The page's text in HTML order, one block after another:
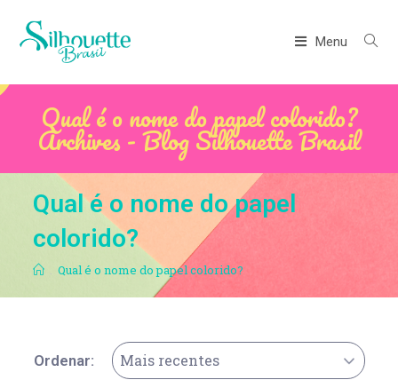
Menu
Qual é o nome do papel colorido?
Archives - Blog Silhouette Brasil
Qual é o nome do papel
colorido?
. Qual é o nome do papel colorido?
Ordenar: Mais recentes